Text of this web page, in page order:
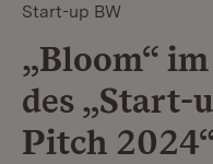
Start-up BW
„Bloom“
des „Start-
Pitch